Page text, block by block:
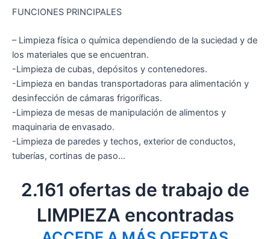
FUNCIONES PRINCIPALES
– Limpieza física o química dependiendo de la suciedad y de
los materiales que se encuentran.
-Limpieza de cubas, depósitos y contenedores.
-Limpieza en bandas transportadoras para alimentación y
desinfección de cámaras frigoríficas.
-Limpieza de mesas de manipulación de alimentos y
maquinaria de envasado.
-Limpieza de paredes y techos, exterior de conductos,
tuberías, cortinas de paso…
2.161 ofertas de trabajo de
LIMPIEZA encontradas